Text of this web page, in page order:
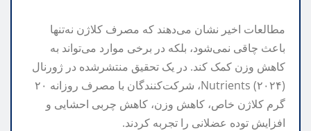
مطالعات اخیر نشان می‌دهند که مصرف کلاژن نه‌تنها
باعث چاقی نمی‌شود، بلکه در برخی موارد می‌تواند به
کاهش وزن کمک کند. در یک تحقیق منتشرشده در ژورنال
Nutrients (۲۰۲۴)، شرکت‌کنندگان با مصرف روزانه ۲۰
گرم کلاژن خاص، کاهش وزن، کاهش چربی احشایی و
افزایش توده عضلانی را تجربه کردند.